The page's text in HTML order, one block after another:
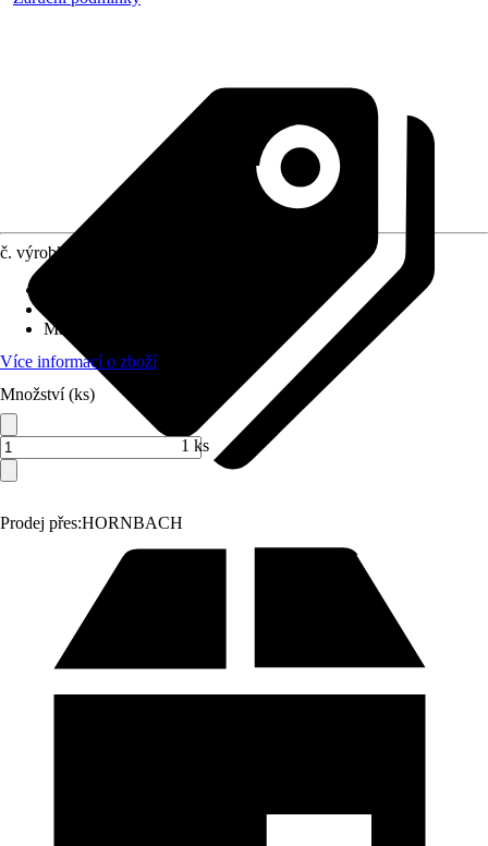
Prodej přes:HORNBACH
č. výrobku
Max. tloušťka řezu
Více informací o zboží
Množství (ks)
1 ks